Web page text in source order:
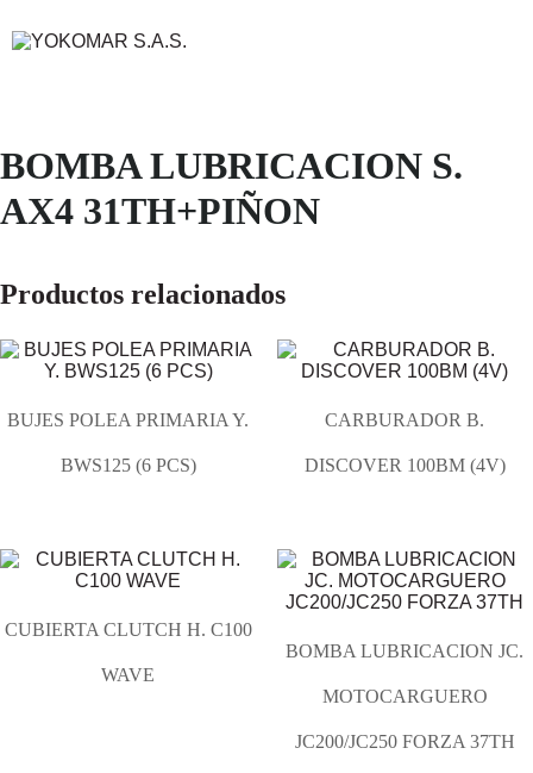
BOMBA LUBRICACION S.
AX4 31TH+PIÑON
Productos relacionados
BUJES POLEA PRIMARIA Y.
BWS125 (6 PCS)
CARBURADOR B.
DISCOVER 100BM (4V)
CUBIERTA CLUTCH H. C100
WAVE
BOMBA LUBRICACION JC.
MOTOCARGUERO
JC200/JC250 FORZA 37TH